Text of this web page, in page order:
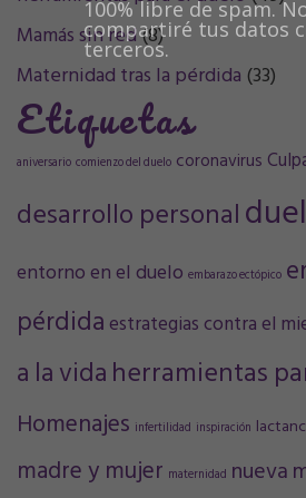
Mamás sin red(8)
Maternidad tras la pérdida (33)
Etiquetas
aniversario comienzo del duelo coronavirus
desarrollo personal
entorno en el duelo embarazo ectópico
pérdida estrategias contra el
a la vidaherramientas
Homenajes infertilidad inspiración
madre y mujer maternidad nueva
100% libre de spam.
compartiré tus datos
terceros.